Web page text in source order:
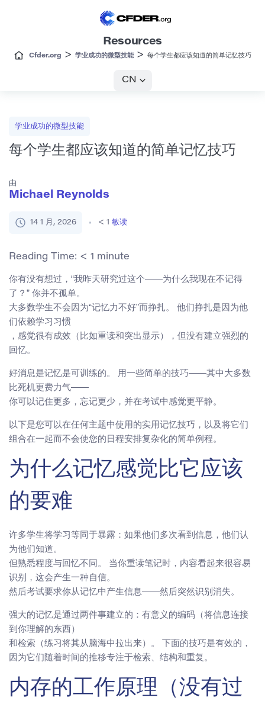
Resources
Cfder.org > 学业成功的微型技能> 每个学生都应该知道的简单记忆技巧
CN
学业成功的微型技能
每个学生都应该知道的简单记忆技巧
由
Michael Reynolds
14 1 月, 2026 < 1 敏读
Reading Time: < 1 minute
你有没有想过，“我昨天研究过这个——为什么我现在不记得
了？” 你并不孤单。
大多数学生不会因为“记忆力不好”而挣扎。 他们挣扎是因为他
们依赖学习习惯
，感觉很有成效（比如重读和突出显示），但没有建立强烈的
回忆。
好消息是记忆是可训练的。 用一些简单的技巧——其中大多数
比死机更费力气——
你可以记住更多，忘记更少，并在考试中感觉更平静。
以下是您可以在任何主题中使用的实用记忆技巧，以及将它们
组合在一起而不会使您的日程安排复杂化的简单例程。
为什么记忆感觉比它应该
的要难
许多学生将学习等同于暴露：如果他们多次看到信息，他们认
为他们知道。
但熟悉程度与回忆不同。 当你重读笔记时，内容看起来很容易
识别，这会产生一种自信。
然后考试要求你从记忆中产生信息——然后突然识别消失。
强大的记忆是通过两件事建立的：有意义的编码（将信息连接
到你理解的东西）
和检索（练习将其从脑海中拉出来）。 下面的技巧是有效的，
因为它们随着时间的推移专注于检索、结构和重复。
内存的工作原理（没有过